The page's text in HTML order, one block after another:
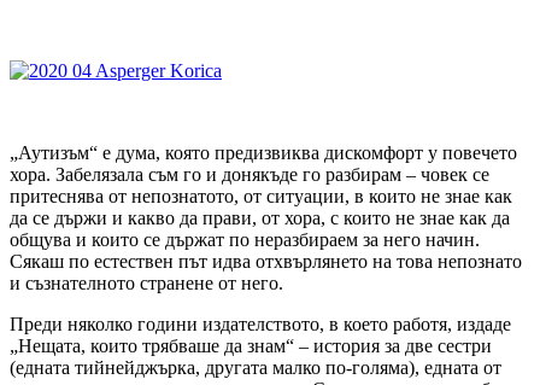
„Аутизъм“ е дума, която предизвиква дискомфорт у повечето
хора. Забелязала съм го и донякъде го разбирам – човек се
притеснява от непознатото, от ситуации, в които не знае как
да се държи и какво да прави, от хора, с които не знае как да
общува и които се държат по неразбираем за него начин.
Сякаш по естествен път идва отхвърлянето на това непознато
и съзнателното странене от него.
Преди няколко години издателството, в което работя, издаде
„Нещата, които трябваше да знам“ – история за две сестри
(едната тийнейджърка, другата малко по-голяма), едната от